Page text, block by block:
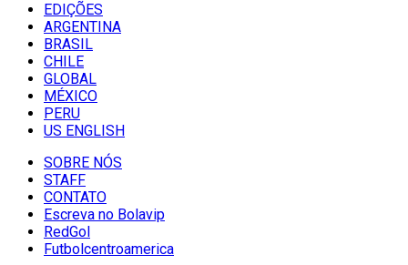
EDIÇÕES
ARGENTINA
BRASIL
CHILE
GLOBAL
MÉXICO
PERU
US ENGLISH
SOBRE NÓS
STAFF
CONTATO
Escreva no Bolavip
RedGol
Futbolcentroamerica